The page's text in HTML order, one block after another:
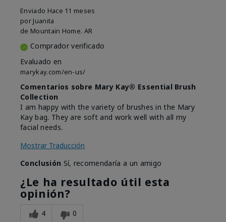
Enviado Hace 11 meses
por Juanita
de Mountain Home. AR
Comprador verificado
Evaluado en
marykay.com/en-us/
Comentarios sobre Mary Kay® Essential Brush
Collection
I am happy with the variety of brushes in the Mary
Kay bag. They are soft and work well with all my
facial needs.
Mostrar Traducción
Conclusión Sí, recomendaría a un amigo
¿Le ha resultado útil esta
opinión?
4 0